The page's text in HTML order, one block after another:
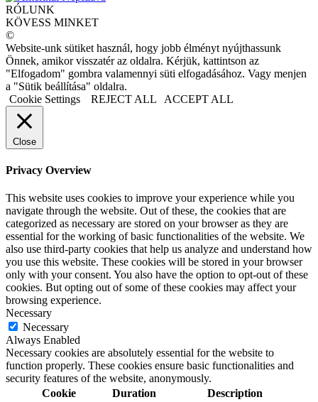
RÓLUNK
KÖVESS MINKET
©
Website-unk sütiket használ, hogy jobb élményt nyújthassunk
Önnek, amikor visszatér az oldalra. Kérjük, kattintson az
"Elfogadom" gombra valamennyi süti elfogadásához. Vagy menjen
a "Sütik beállítása" oldalra.
Cookie Settings
REJECT ALL ACCEPT ALL
Close
Privacy Overview
This website uses cookies to improve your experience while you
navigate through the website. Out of these, the cookies that are
categorized as necessary are stored on your browser as they are
essential for the working of basic functionalities of the website. We
also use third-party cookies that help us analyze and understand how
you use this website. These cookies will be stored in your browser
only with your consent. You also have the option to opt-out of these
cookies. But opting out of some of these cookies may affect your
browsing experience.
Necessary
Necessary
Always Enabled
Necessary cookies are absolutely essential for the website to
function properly. These cookies ensure basic functionalities and
security features of the website, anonymously.
Cookie
Duration Description